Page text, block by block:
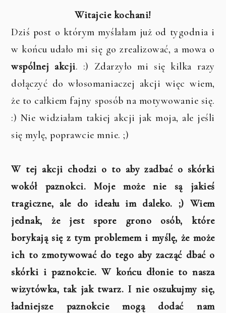
Witajcie kochani!
Dziś post o którym myślałam już od tygodnia i
w końcu udało mi się go zrealizować, a mowa o
wspólnej akcji. :) Zdarzyło mi się kilka razy
dołączyć do włosomaniaczej akcji więc wiem,
że to całkiem fajny sposób na motywowanie się.
:) Nie widziałam takiej akcji jak moja, ale jeśli
się mylę, poprawcie mnie. ;)
W tej akcji chodzi o to aby zadbać o skórki
wokół paznokci. Moje może nie są jakieś
tragiczne, ale do ideału im daleko. ;) Wiem
jednak, że jest spore grono osób, które
borykają się z tym problemem i myślę, że może
ich to zmotywować do tego aby zacząć dbać o
skórki i paznokcie. W końcu dłonie to nasza
wizytówka, tak jak twarz. I nie oszukujmy się,
ładniejsze paznokcie mogą dodać nam